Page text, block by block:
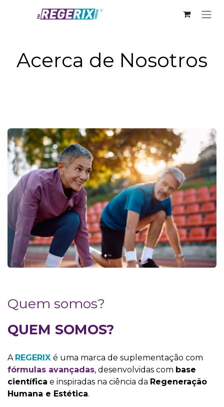
Acerca de Nosotros
Quem somos?
QUEM SOMOS?
A REGERIX é uma marca de suplementação com
fórmulas avançadas, desenvolvidas com base
científica e inspiradas na ciência da Regeneração
Humana e Estética.